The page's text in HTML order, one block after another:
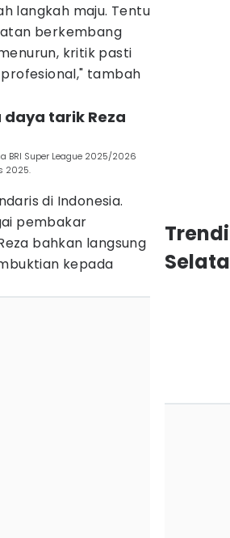
langkah maju. Tentu
berkembang
kritik pasti
tambah
tarik Reza
BRI Super League 2025/2026
2025.
di Indonesia.
pembakar
bahkan langsung
kepada